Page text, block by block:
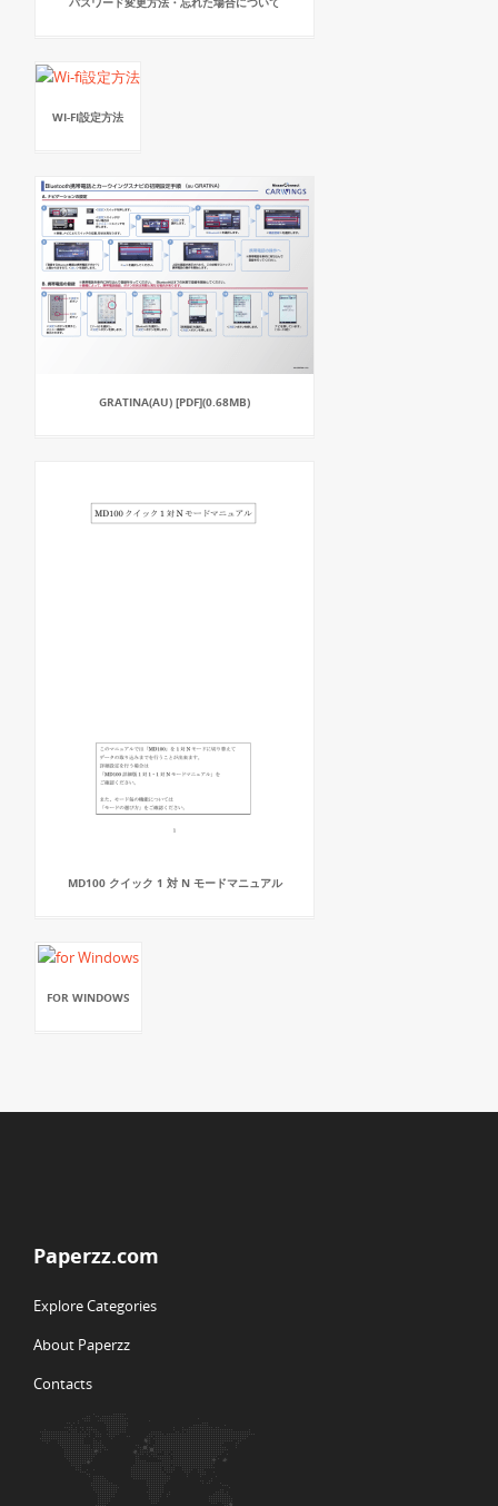
WI-FI設定方法
GRATINA(AU) [PDF](0.68MB)
MD100 クイック 1 対 N モードマニュアル
FOR WINDOWS
Paperzz.com
Explore Categories
About Paperzz
Contacts